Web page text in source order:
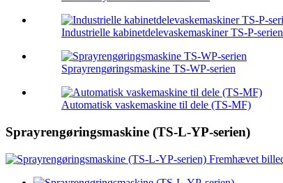
Industrielle kabinetdelevaskemaskiner TS-P-serien
Sprayrengøringsmaskine TS-WP-serien
Automatisk vaskemaskine til dele (TS-MF)
Sprayrengøringsmaskine (TS-L-YP-serien)